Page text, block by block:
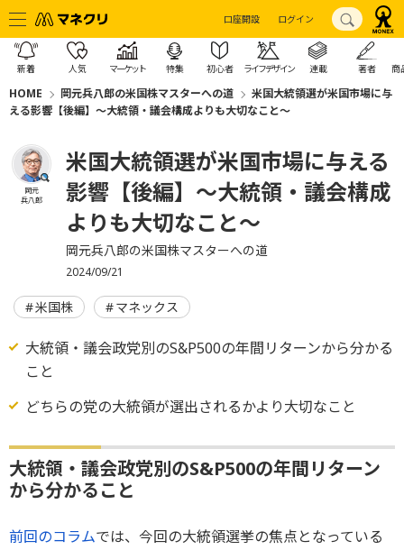
口座開設 ログイン
新着 人気 マーケット 特集 初心者 ライフデザイン 連載 著者 商
HOME 岡元兵八郎の米国株マスターへの道
米国大統領選が米国市場に与
える影響【後編】～大統領・議会構成よりも大切なこと～
岡元
兵八郎
米国大統領選が米国市場に与える
影響【後編】～大統領・議会構成
よりも大切なこと～
岡元兵八郎の米国株マスターへの道
2024/09/21
米国株 マネックス
大統領・議会政党別のS&P500の年間リターンから分かる
こと
どちらの党の大統領が選出されるかより大切なこと
大統領・議会政党別のS&P500の年間リターン
から分かること
前回のコラムでは、今回の大統領選挙の焦点となっている